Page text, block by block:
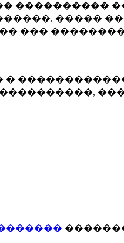
����������
�����
���
�
�������